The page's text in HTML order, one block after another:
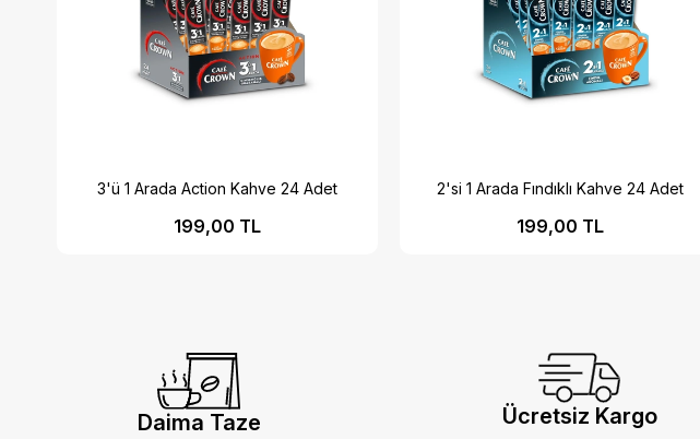
3'ü 1 Arada Action Kahve 24 Adet
199,00 TL
2'si 1 Arada Fındıklı Kahve 24 Adet
199,00 TL
Daima Taze Ücretsiz Kargo